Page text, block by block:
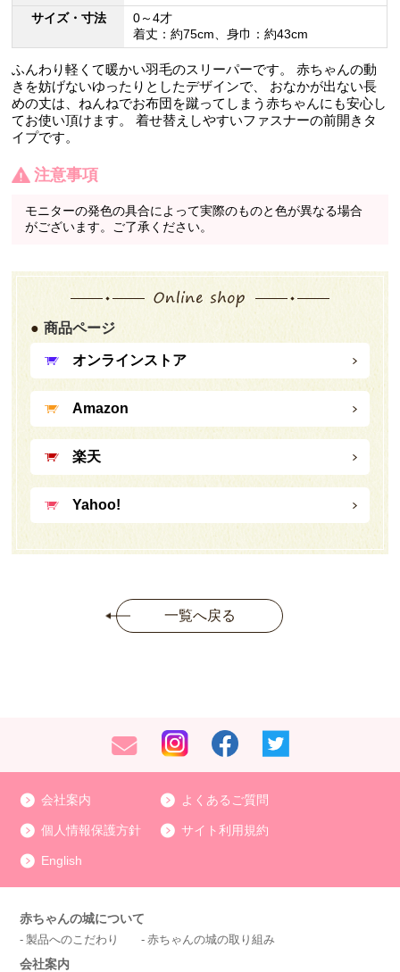
サイズ・寸法
0～4才
着丈：約75cm、身巾：約43cm
ふんわり軽くて暖かい羽毛のスリーパーです。 赤ちゃんの動
きを妨げないゆったりとしたデザインで、 おなかが出ない長
めの丈は、ねんねでお布団を蹴ってしまう赤ちゃんにも安心し
てお使い頂けます。 着せ替えしやすいファスナーの前開きタ
イプです。
注意事項
モニターの発色の具合によって実際のものと色が異なる場合
がございます。ご了承ください。
商品ページ
オンラインストア
Amazon
楽天
Yahoo!
一覧へ戻る
会社案内 よくあるご質問
個人情報保護方針 サイト利用規約
English
赤ちゃんの城について
製品へのこだわり 赤ちゃんの城の取り組み
会社案内